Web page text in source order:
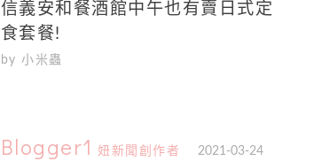
信義安和餐酒館中午也有賣日式定
食套餐!
by 小米蟲
Blogger1 妞新聞創作者 2021-03-24